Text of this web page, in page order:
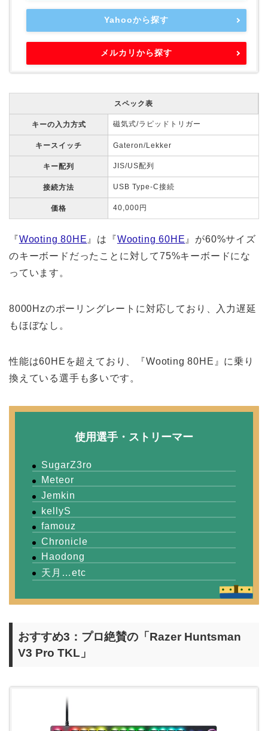
Yahooから探す
メルカリから探す
スペック表
キーの入力方式 磁気式/ラピッドトリガー
キースイッチ Gateron/Lekker
キー配列 JIS/US配列
接続方法 USB Type-C接続
価格 40,000円
『Wooting 80HE 』は『Wooting 60HE 』が60%サイズ
のキーボードだったことに対して75%キーボードにな
っています。
8000Hzのポーリングレートに対応しており、入力遅延
もほぼなし。
性能は60HEを超えており、『Wooting 80HE』に乗り
換えている選手も多いです。
使用選手・ストリーマー
SugarZ3ro
Meteor
Jemkin
kellyS
famouz
Chronicle
Haodong
天月…etc
おすすめ3：プロ絶賛の「Razer Huntsman
V3 Pro TKL」